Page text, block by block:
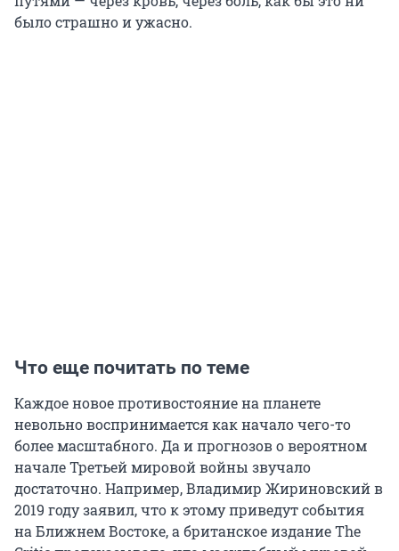
было страшно и ужасно.
Что еще почитать по теме
Каждое новое противостояние на планете
невольно воспринимается как начало чего-то
более масштабного. Да и прогнозов о вероятном
начале Третьей мировой войны звучало
достаточно. Например, Владимир Жириновский в
2019 году заявил, что к этому приведут события
на Ближнем Востоке, а британское издание The